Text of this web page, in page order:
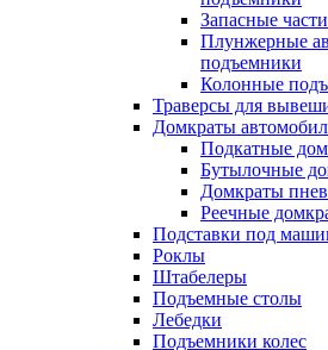
Запасные
Плунжерные
подъемники
Колонные
Траверсы для
Домкраты
Подкатные
Бутылочные
Домкраты
Реечные
Подставки под
Роклы
Штабелеры
Подъемные столы
Лебедки
Подъемники колес